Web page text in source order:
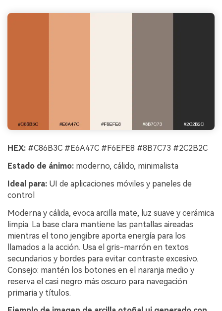
HEX: #C86B3C #E6A47C #F6EFE8 #8B7C73 #2C2B2C
Estado de ánimo: moderno, cálido, minimalista
Ideal para: UI de aplicaciones móviles y paneles de
control
Moderna y cálida, evoca arcilla mate, luz suave y cerámica
limpia. La base clara mantiene las pantallas aireadas
mientras el tono jengibre aporta energía para los
llamados a la acción. Usa el gris-marrón en textos
secundarios y bordes para evitar contraste excesivo.
Consejo: mantén los botones en el naranja medio y
reserva el casi negro más oscuro para navegación
primaria y títulos.